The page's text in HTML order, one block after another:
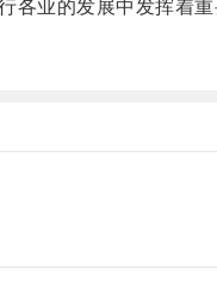
业的发展中发挥着重